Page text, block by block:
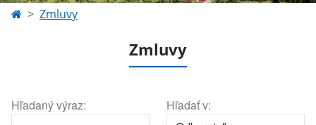
Zmluvy
Zmluvy
Hľadaný výraz: Hľadať v: